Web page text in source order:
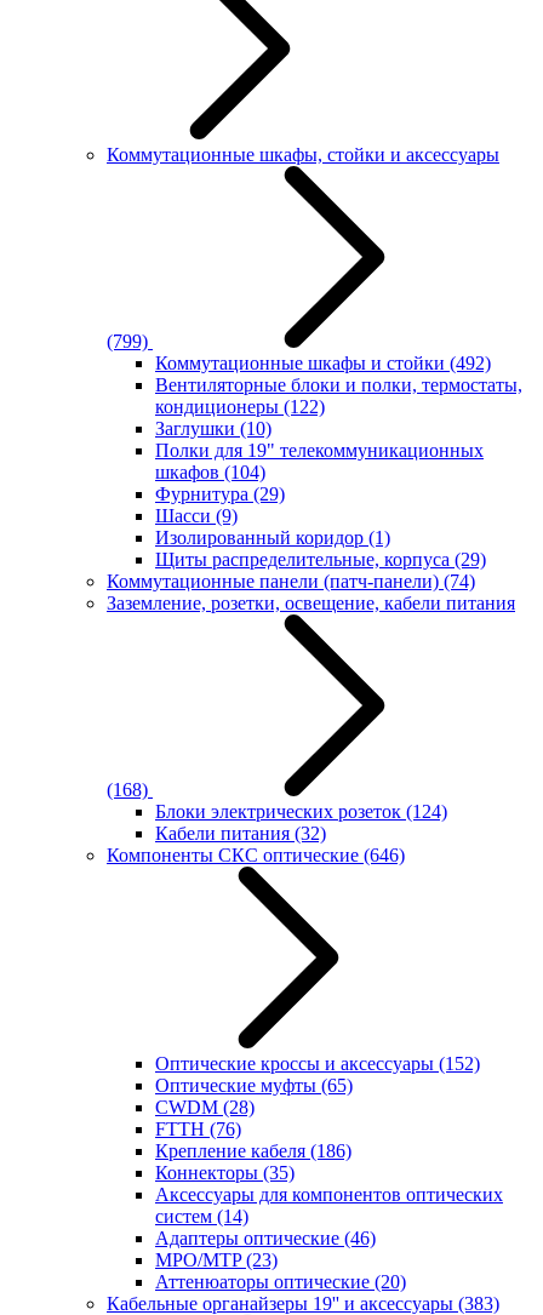
Коммутационные шкафы, стойки и аксессуары
(799)
Коммутационные шкафы и стойки (492)
Вентиляторные блоки и полки, термостаты,
кондиционеры (122)
Заглушки (10)
Полки для 19" телекоммуникационных
шкафов (104)
Фурнитура (29)
Шасси (9)
Изолированный коридор (1)
Щиты распределительные, корпуса (29)
Коммутационные панели (патч-панели) (74)
Заземление, розетки, освещение, кабели питания
(168)
Блоки электрических розеток (124)
Кабели питания (32)
Компоненты СКС оптические (646)
Оптические кроссы и аксессуары (152)
Оптические муфты (65)
CWDM (28)
FTTH (76)
Крепление кабеля (186)
Коннекторы (35)
Аксессуары для компонентов оптических
систем (14)
Адаптеры оптические (46)
MPO/MTP(23)
Аттенюаторы оптические (20)
Кабельные органайзеры 19'' и аксессуары (383)